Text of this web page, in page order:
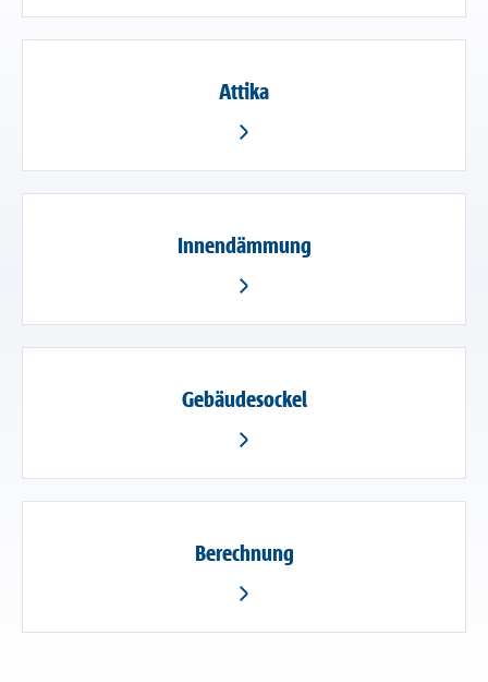
Attika
Innendämmung
Gebäudesockel
Berechnung